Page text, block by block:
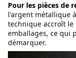
Pour les pièces de
l'argent métallique
technique accroît le
emballages, ce qui
démarquer.